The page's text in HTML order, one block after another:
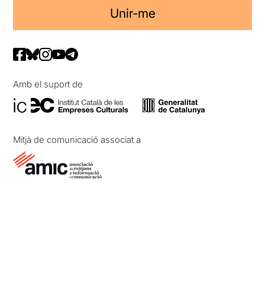
Unir-me
Amb el suport de
Mitjà de comunicació associat a